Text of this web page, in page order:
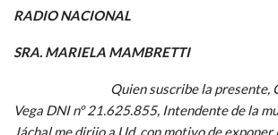
RADIO NACIONAL
SRA. MARIELA MAMBRETTI
Quien suscribe la presente,
Vega DNI nº 21.625.855, Intendente de la
Jáchal me dirijo a Ud. con motivo de